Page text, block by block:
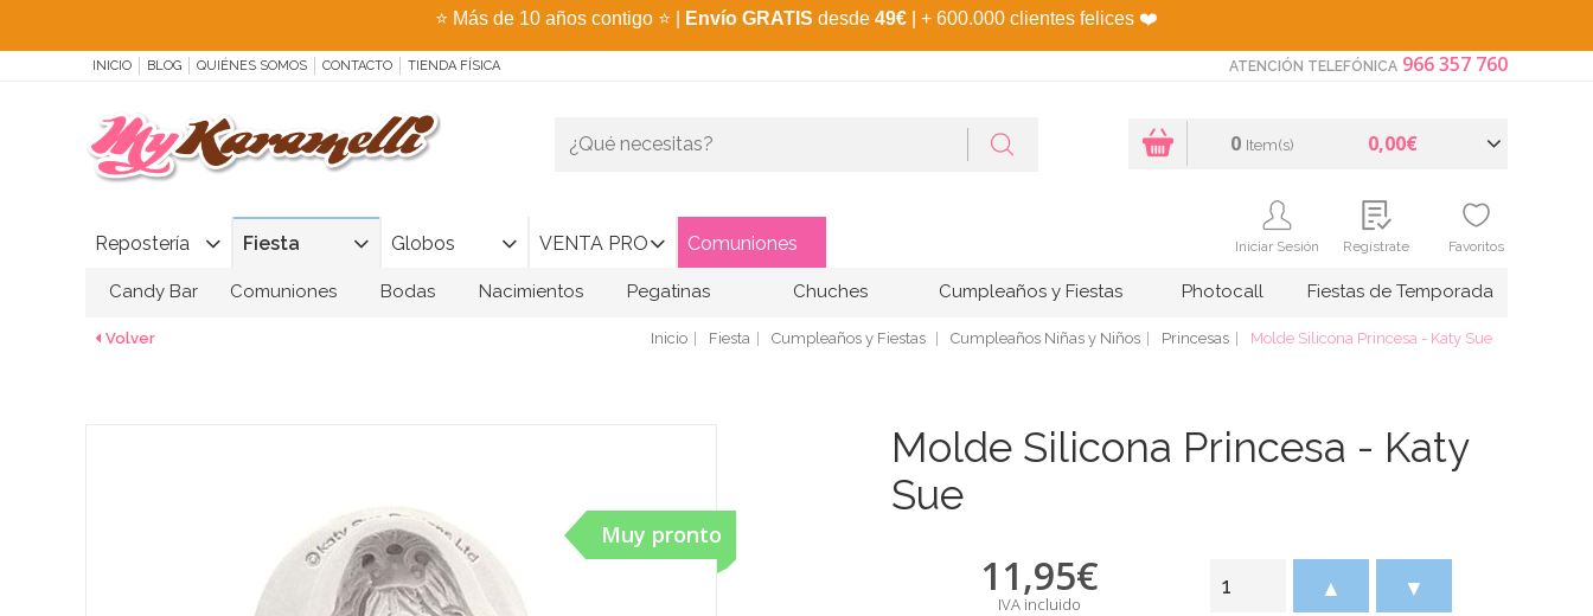
⭐ Más de 10 años contigo ⭐ Envío GRATIS desde 49€ | + 600.000 clientes felices ❤️
INICIO BLOG QUIÉNES SOMOS CONTACTO TIENDA FÍSICA ATENCIÓN TELEFÓNICA 966 357 760
Repostería Fiesta Globos VENTA PRO Comuniones
0 Item(s) 0,00€
Iniciar Sesión Regístrate Favoritos
Candy Bar Comuniones Bodas Nacimientos Pegatinas Chuches Cumpleaños y Fiestas Photocall Fiestas de Temporada
Volver Inicio Fiesta Cumpleaños y Fiestas Cumpleaños Niñas y Niños Princesas Molde Silicona Princesa - Katy Sue
Muy pronto
Molde Silicona Princesa - Katy
Sue
11,95€
IVA incluido
▲ ▼